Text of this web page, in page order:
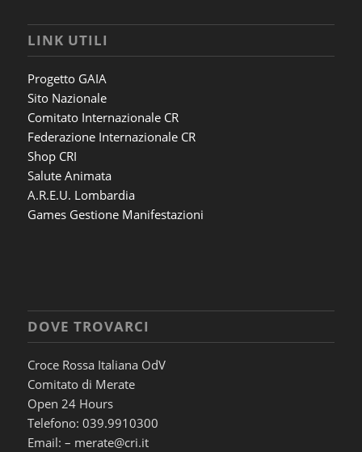
LINK UTILI
Progetto GAIA
Sito Nazionale
Comitato Internazionale CR
Federazione Internazionale CR
Shop CRI
Salute Animata
A.R.E.U. Lombardia
Games Gestione Manifestazioni
DOVE TROVARCI
Croce Rossa Italiana OdV
Comitato di Merate
Open 24 Hours
Telefono: 039.9910300
Email: – merate@cri.it